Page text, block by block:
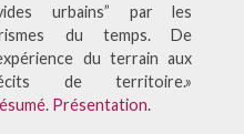
urbains” par les
du temps. De
du terrain aux
de territoire.»
. Présentation.